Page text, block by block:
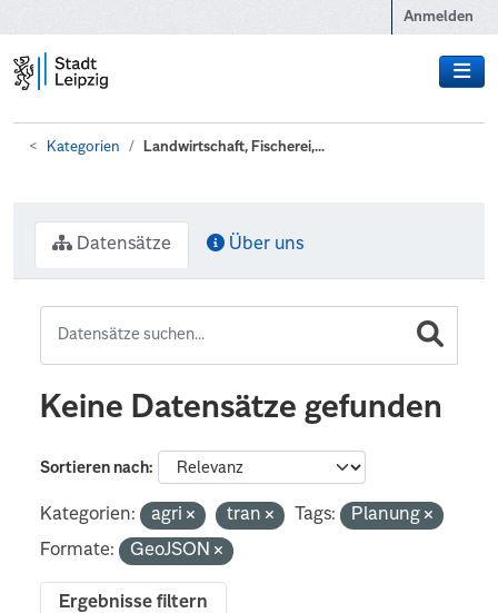
Anmelden
Kategorien Landwirtschaft, Fischerei,...
Datensätze Über uns
Keine Datensätze gefunden
Sortieren nach
Kategorien: agri tran Tags:
Planung
Formate:
GeoJSON
Ergebnisse filtern